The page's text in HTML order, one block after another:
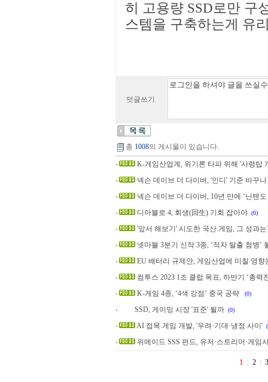
히 고용량 SSD로만 구
스템을 구축하는게 유
덧글쓰기
총 1008의 게시물이 있습니다.
K-게임산업계, 위기론 타파 위해 '사령탑
넥슨 데이브 더 다이버, '인디' 기준 바꾸나
넥슨 데이브 더 다이버, 10년 만에 ‘닌텐도
디아블로 4, 회생(回生) 기회 잡아야 (0)
'앞서 해보기' 시도한 국산 게임, 그 성과는
넷마블 3분기 신작 3종, ‘적자 탈출 첨병’
EU 배터리 규제안, 게임산업에 미칠 영향
컴투스 2023 1조 클럽 목표, 하반기 ‘총력
K-게임 4종, ‘4색 강점’ 중국 공략
(0)
SSD, 게이밍 시장 '표준' 될까 (0)
AI 접목 게임 개발, '우려·기대·냉정 사이'
위메이드 SSS 펀드, 유저·스트리머·게임
1 2 3